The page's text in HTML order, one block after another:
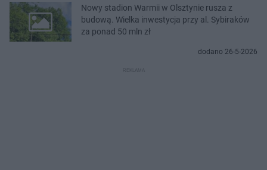
Nowy stadion Warmii w Olsztynie rusza z
budową. Wielka inwestycja przy al. Sybiraków
za ponad 50 mln zł
dodano 26-5-2026